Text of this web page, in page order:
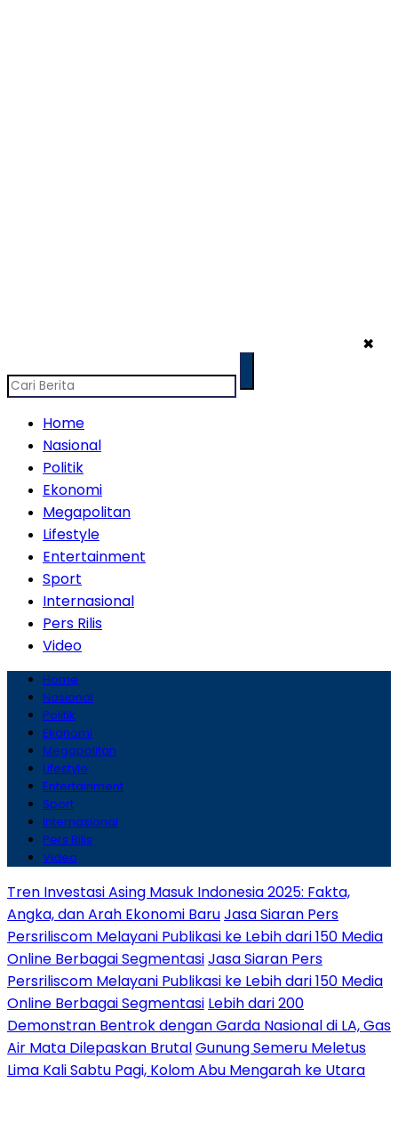
✖
Home
Nasional
Politik
Ekonomi
Megapolitan
Lifestyle
Entertainment
Sport
Internasional
Pers Rilis
Video
Home
Nasional
Politik
Ekonomi
Megapolitan
Lifestyle
Entertainment
Sport
Internasional
Pers Rilis
Video
Tren Investasi Asing Masuk Indonesia 2025: Fakta,
Angka, dan Arah Ekonomi BaruJasa Siaran Pers
Persriliscom Melayani Publikasi ke Lebih dari 150 Media
Online Berbagai SegmentasiJasa Siaran Pers
Persriliscom Melayani Publikasi ke Lebih dari 150 Media
Online Berbagai Segmentasi Lebih dari 200
Demonstran Bentrok dengan Garda Nasional di LA, Gas
Air Mata Dilepaskan BrutalGunung Semeru Meletus
Lima Kali Sabtu Pagi, Kolom Abu Mengarah ke Utara